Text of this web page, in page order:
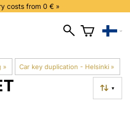
costs from 0 € »
‪» Car key duplication - Helsinki ‪»
▼